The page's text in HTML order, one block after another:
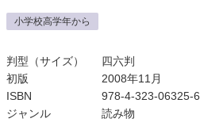
小学校高学年から
判型（サイズ）
四六判
初版
2008年11月
ISBN
978-4-323-06325-6
ジャンル
読み物